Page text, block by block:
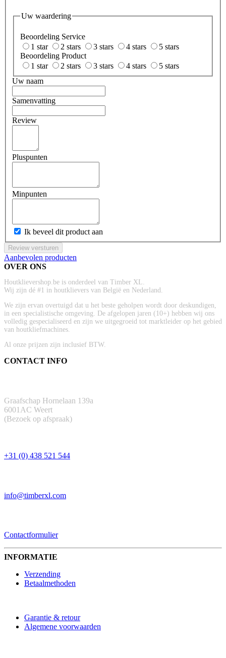
Uw waardering
Beoordeling Service
1 star
2 stars 3 stars 4 stars
5 stars
Beoordeling Product
1 star
2 stars 3 stars 4 stars
5 stars
Uw naam
Samenvatting
Review
Pluspunten
Minpunten
Ik beveel dit product aan
Review versturen
Aanbevolen producten
OVER ONS
Houtklievershop.be is onderdeel van Timber XL.
Wij zijn dé #1 in houtklievers van België en Nederland.
We zijn ervan overtuigd dat u het beste geholpen wordt door deskundigen,
in een specialistische omgeving. De afgelopen jaren (10+) hebben wij ons
volledig gespecialiseerd en zijn we uitgegroeid tot marktleider op het gebied
van houtkliefmachines.
Al onze prijzen zijn inclusief BTW.
CONTACT INFO
Graafschap Hornelaan 139a
6001AC Weert
(Bezoek op afspraak)
+31 (0) 438 521 544
info@timberxl.com
Contactformulier
INFORMATIE
Verzending
Betaalmethoden
Garantie & retour
Algemene voorwaarden